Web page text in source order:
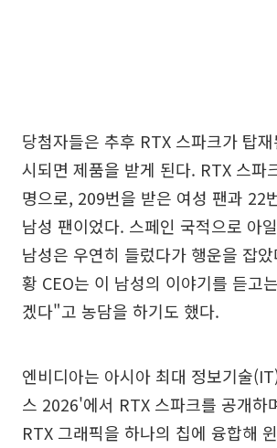
당첨자들은 추후 RTX 스파크가 탑
시되면 제품을 받게 된다. RTX 스파
명으로, 209번을 받은 여성 팬과 22
남성 팬이었다. 스페인 국적으로 아
남성은 우연히 들렀다가 행운을 잡
황 CEO는 이 남성의 이야기를 듣고
겠다"고 농담을 하기도 했다.
엔비디아는 아시아 최대 정보기술
스 2026'에서 RTX 스파크를 공개하
RTX 그래픽을 하나의 칩에 융합해